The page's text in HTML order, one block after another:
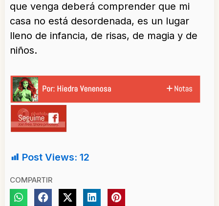
que venga deberá comprender que mi
casa no está desordenada, es un lugar
lleno de infancia, de risas, de magia y de
niños.
Post Views: 12
COMPARTIR